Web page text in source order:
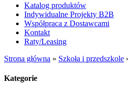
Katalog produktów
Indywidualne Projekty B2B
Współpraca z Dostawcami
Kontakt
Raty/Leasing
Strona główna » Szkoła i przedszkole
Kategorie